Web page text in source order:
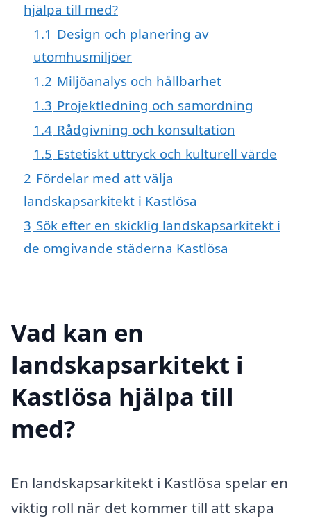
hjälpa till med?
1.1 Design och planering av
utomhusmiljöer
1.2 Miljöanalys och hållbarhet
1.3 Projektledning och samordning
1.4 Rådgivning och konsultation
1.5 Estetiskt uttryck och kulturell värde
2 Fördelar med att välja
landskapsarkitekt i Kastlösa
3 Sök efter en skicklig landskapsarkitekt i
de omgivande städerna Kastlösa
Vad kan en
landskapsarkitekt i
Kastlösa hjälpa till
med?
En landskapsarkitekt i Kastlösa spelar en
viktig roll när det kommer till att skapa